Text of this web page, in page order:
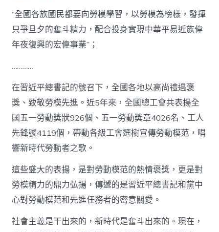
“全國各族國民都要向勞模學習，以勞模為榜樣，發揮
只爭旦夕的奮斗精力，配合投身實現中華平易近族偉
年夜復興的宏偉事業”；
…………
在習近平總書記的號召下，全國各地以高尚禮遇褒
獎、致敬勞模先進。近5年來，全國總工會共表揚全
國五一勞動獎狀926個、五一勞動獎章4026名、工人
先鋒號4119個，帶動各級工會選樹宣傳勞動模范，唱
響新時代勞動者之歌。
這些盛大的表揚，是對勞動模范的熱情褒獎，更是對
勞模精力的鼎力弘揚，傳遞的是習近平總書記和黨中
心對勞動模范和先進任務者的密意關愛。
社會主義是干出來的，新時代是奮斗出來的。現在，